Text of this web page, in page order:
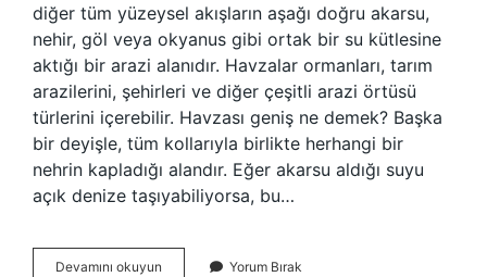
diğer tüm yüzeysel akışların aşağı doğru akarsu,
nehir, göl veya okyanus gibi ortak bir su kütlesine
aktığı bir arazi alanıdır. Havzalar ormanları, tarım
arazilerini, şehirleri ve diğer çeşitli arazi örtüsü
türlerini içerebilir. Havzası geniş ne demek? Başka
bir deyişle, tüm kollarıyla birlikte herhangi bir
nehrin kapladığı alandır. Eğer akarsu aldığı suyu
açık denize taşıyabiliyorsa, bu…
Devamını okuyun Yorum Bırak